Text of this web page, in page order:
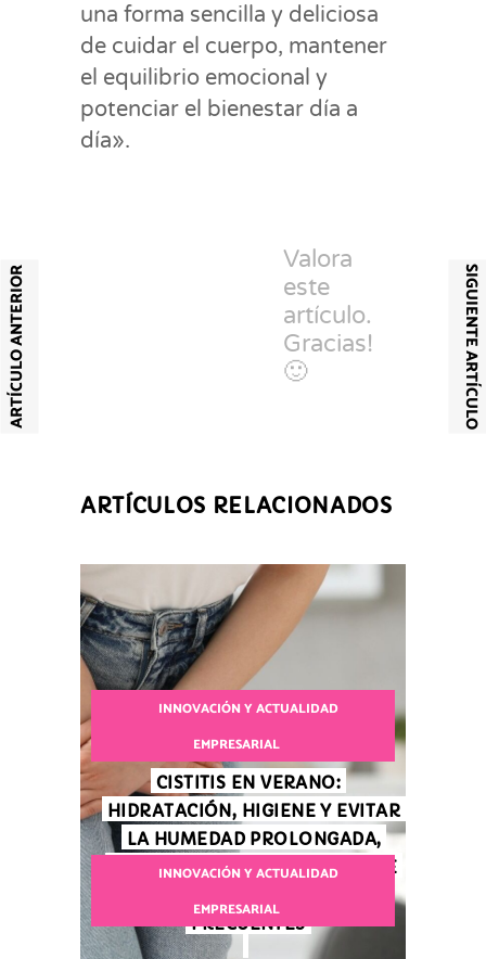
una forma sencilla y deliciosa
de cuidar el cuerpo, mantener
el equilibrio emocional y
potenciar el bienestar día a
día».
Valora
este
artículo.
Gracias!
🙂
ARTÍCULO ANTERIOR SIGUIENTE ARTÍCULO
ARTÍCULOS RELACIONADOS
INNOVACIÓN Y ACTUALIDAD
EMPRESARIAL
CISTITIS EN VERANO:
HIDRATACIÓN, HIGIENE Y EVITAR
LA HUMEDAD PROLONGADA,
CLAVES PARA PREVENIR UNA DE
FRECUENTES
INNOVACIÓN Y ACTUALIDAD
EMPRESARIAL